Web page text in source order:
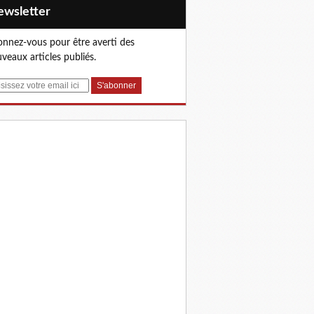
vous pour être averti des
articles publiés.